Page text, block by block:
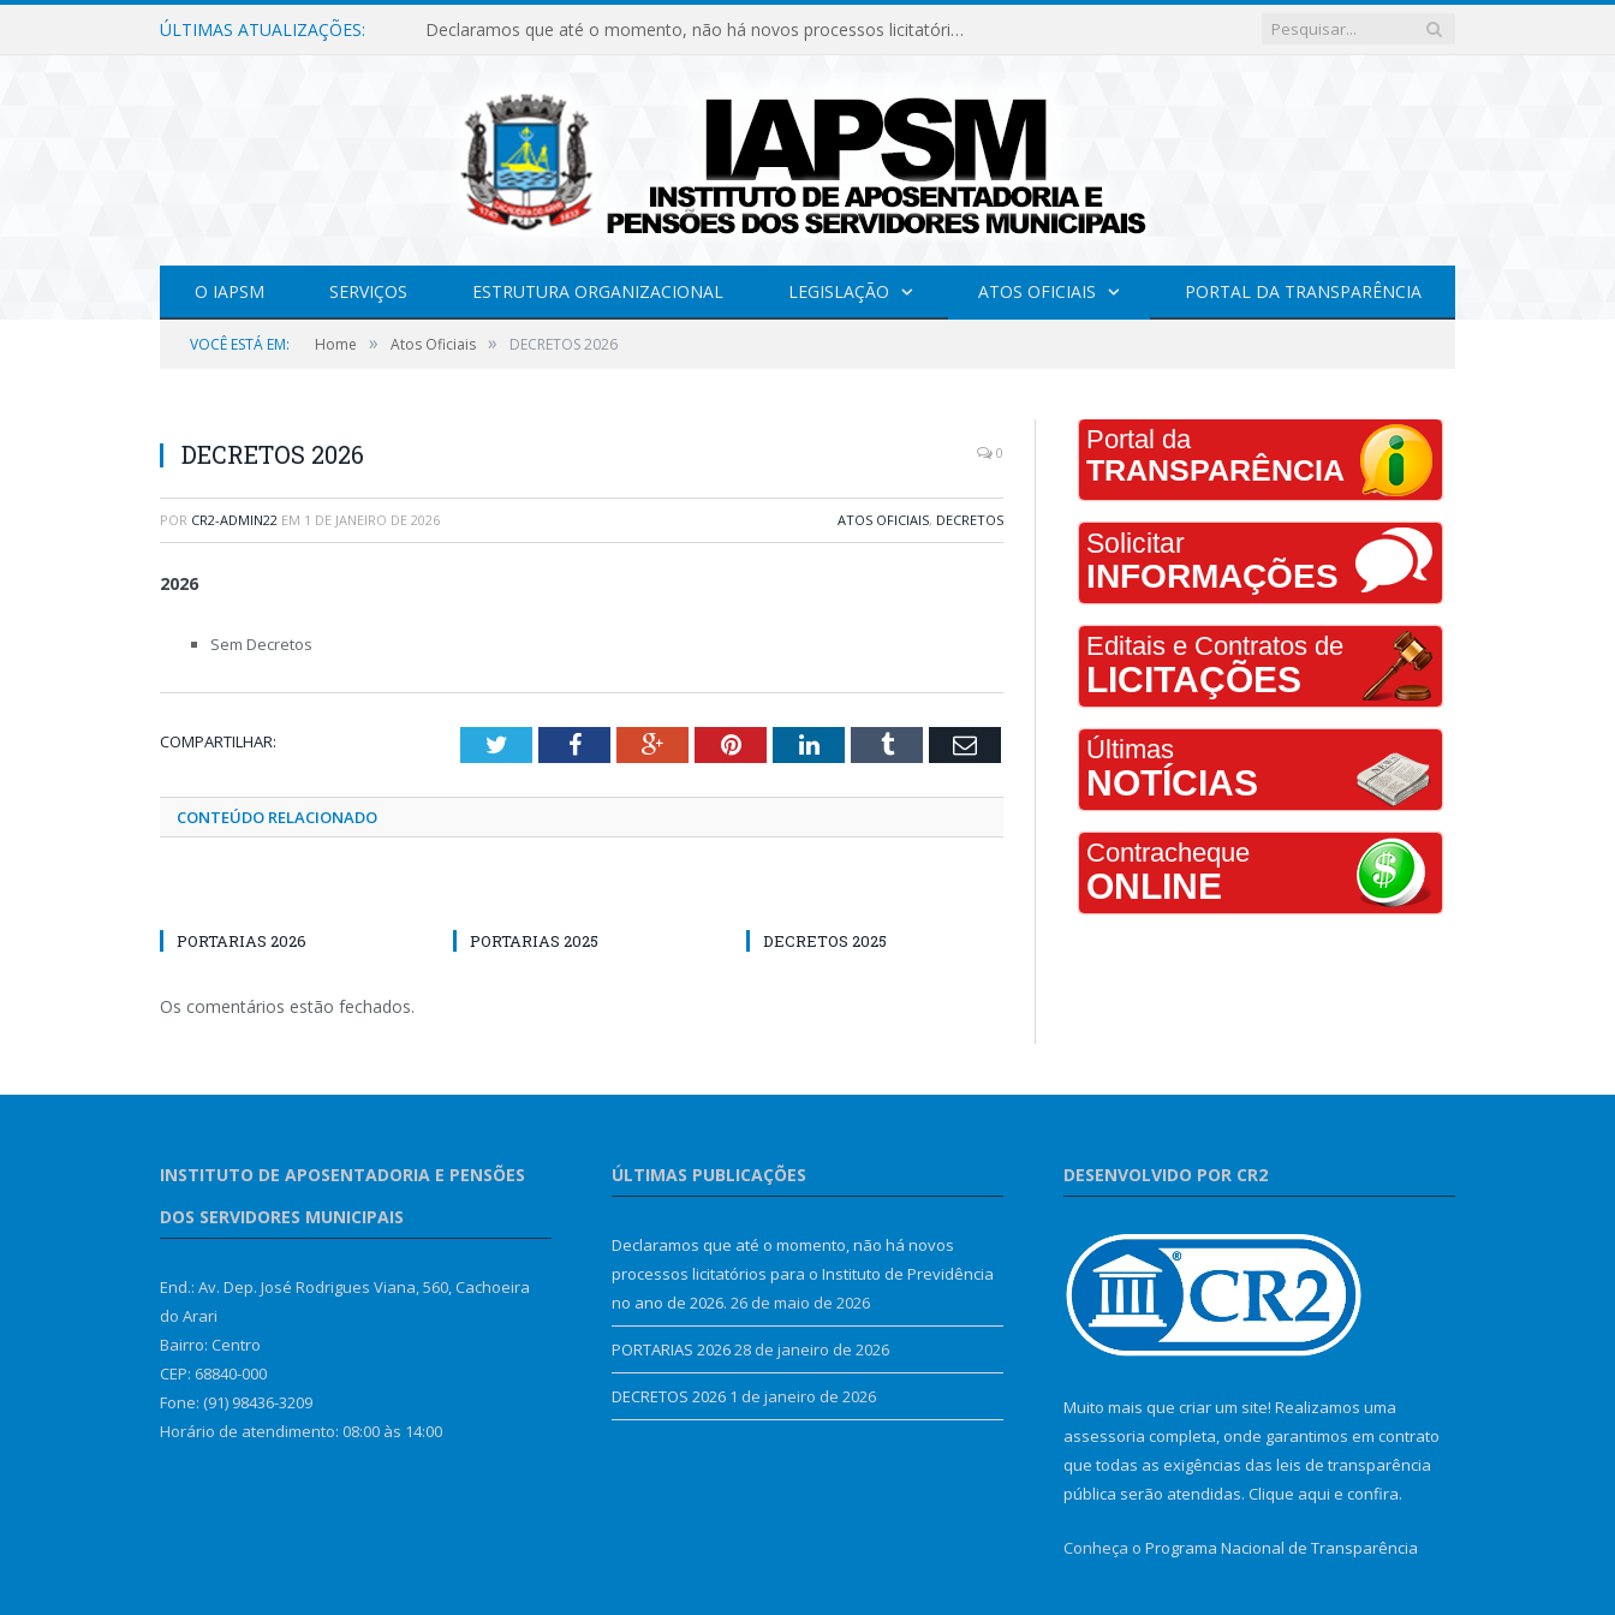
ÚLTIMAS ATUALIZAÇÕES: Declaramos que até o momento, não há novos processos licitatórios para o Instituto de Previdência no ano de 2026.
O IAPSM SERVIÇOS ESTRUTURA ORGANIZACIONAL LEGISLAÇÃO ATOS OFICIAIS PORTAL DA TRANSPARÊNCIA
VOCÊ ESTÁ EM: Home » Atos Oficiais » DECRETOS 2026
DECRETOS 2026 0
POR CR2-ADMIN22 EM 1 DE JANEIRO DE 2026 ATOS OFICIAIS, DECRETOS
2026
Sem Decretos
COMPARTILHAR: TwitterFacebookGoogle+PinterestLinkedInTumblr Email
CONTEÚDO RELACIONADO
PORTARIAS 2026 PORTARIAS 2025 DECRETOS 2025
Os comentários estão fechados.
Portal da
TRANSPARÊNCIA
Solicitar
INFORMAÇÕES
Editais e Contratos de
LICITAÇÕES
Últimas
NOTÍCIAS
Contracheque
ONLINE
INSTITUTO DE APOSENTADORIA E PENSÕES
DOS SERVIDORES MUNICIPAIS
End.: Av. Dep. José Rodrigues Viana, 560, Cachoeira
do Arari
Bairro: Centro
CEP: 68840-000
Fone: (91) 98436-3209
Horário de atendimento: 08:00 às 14:00
ÚLTIMAS PUBLICAÇÕES
Declaramos que até o momento, não há novos
processos licitatórios para o Instituto de Previdência
no ano de 2026. 26 de maio de 2026
PORTARIAS 202628 de janeiro de 2026
DECRETOS 2026 1 de janeiro de 2026
DESENVOLVIDO POR CR2
Muito mais que criar um site! Realizamos uma
assessoria completa, onde garantimos em contrato
que todas as exigências das leis de transparência
pública serão atendidas. Clique aqui e confira.
Conheça o Programa Nacional de Transparência